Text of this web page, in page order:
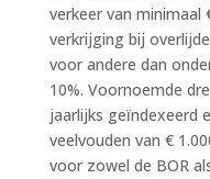
verkeer van minimaal
verkrijging bij
voor andere dan
10%. Voornoemde
jaarlijks geïndexeerd
veelvouden van €
voor zowel de BOR